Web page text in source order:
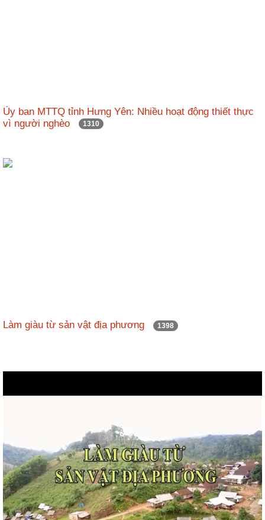
Ủy ban MTTQ tỉnh Hưng Yên: Nhiều hoạt động thiết thực
vì người nghèo
1310
Làm giàu từ sản vật địa phương 1398